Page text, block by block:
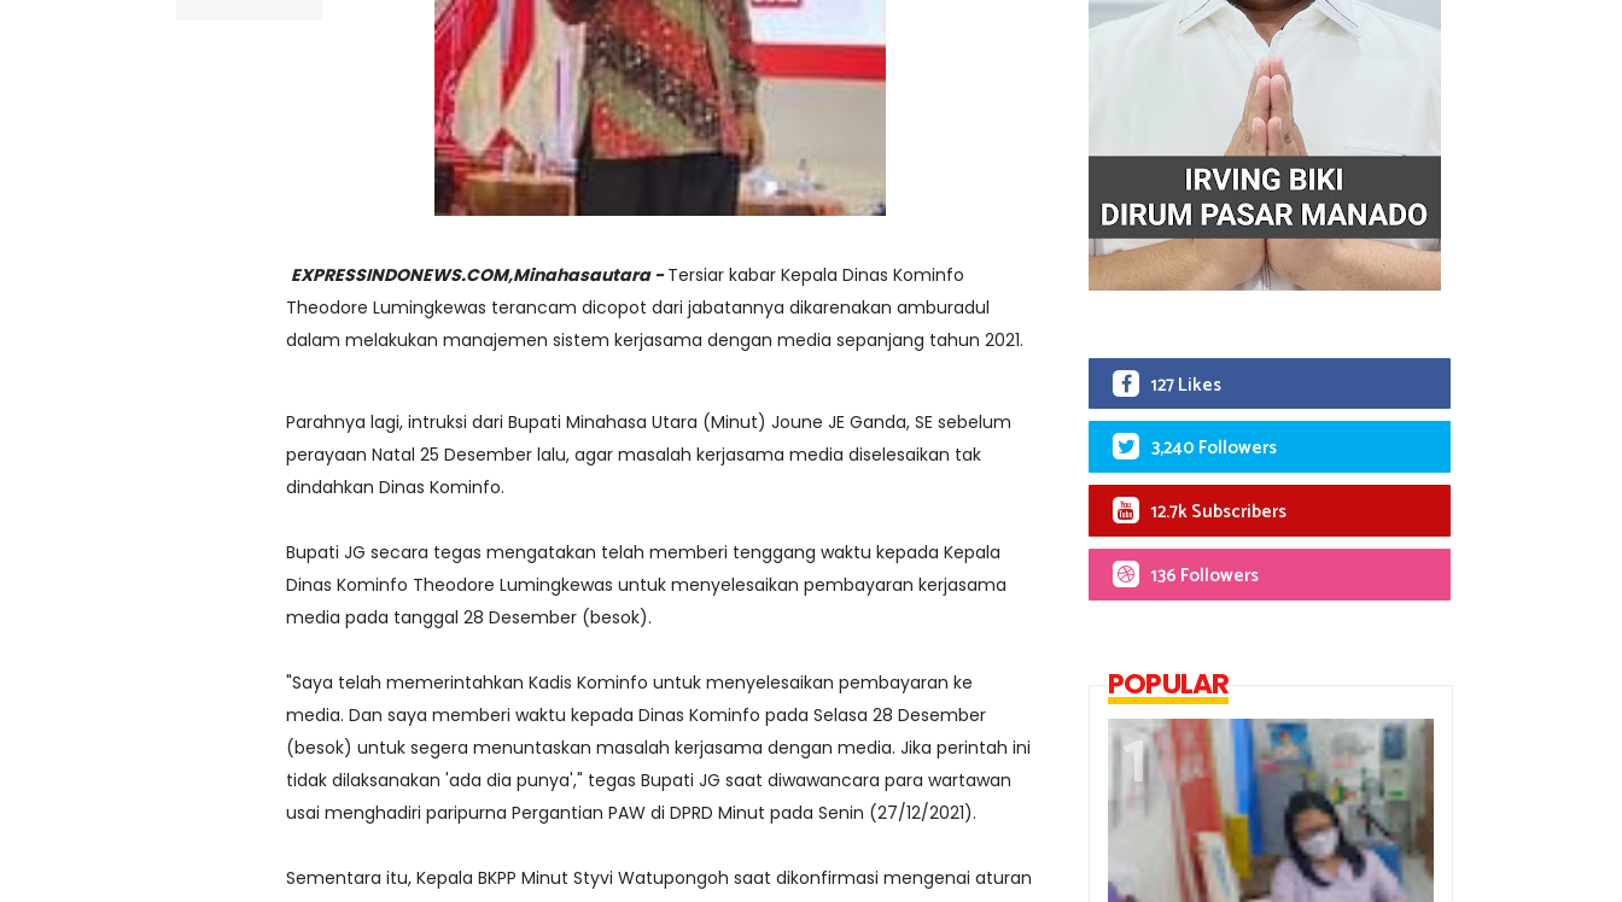
EXPRESSINDONEWS.COM,Minahasautara -Tersiar kabar Kepala Dinas Kominfo
Theodore Lumingkewas terancam dicopot dari jabatannya dikarenakan amburadul
dalam melakukan manajemen sistem kerjasama dengan media sepanjang tahun 2021.
Parahnya lagi, intruksi dari Bupati Minahasa Utara (Minut) Joune JE Ganda, SE sebelum
perayaan Natal 25 Desember lalu, agar masalah kerjasama media diselesaikan tak
dindahkan Dinas Kominfo.
Bupati JG secara tegas mengatakan telah memberi tenggang waktu kepada Kepala
Dinas Kominfo Theodore Lumingkewas untuk menyelesaikan pembayaran kerjasama
media pada tanggal 28 Desember (besok).
"Saya telah memerintahkan Kadis Kominfo untuk menyelesaikan pembayaran ke
media. Dan saya memberi waktu kepada Dinas Kominfo pada Selasa 28 Desember
(besok) untuk segera menuntaskan masalah kerjasama dengan media. Jika perintah ini
tidak dilaksanakan 'ada dia punya'," tegas Bupati JG saat diwawancara para wartawan
usai menghadiri paripurna Pergantian PAW di DPRD Minut pada Senin (27/12/2021).
Sementara itu, Kepala BKPP Minut Styvi Watupongoh saat dikonfirmasi mengenai aturan
127 Likes
3,240 Followers
12.7k Subscribers
136 Followers
POPULAR